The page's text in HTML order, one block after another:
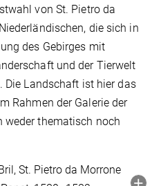
von St. Pietro da
die sich in
des Gebirges mit
und der Tierwelt
Die Landschaft ist hier das
Rahmen der Galerie der
weder thematisch noch